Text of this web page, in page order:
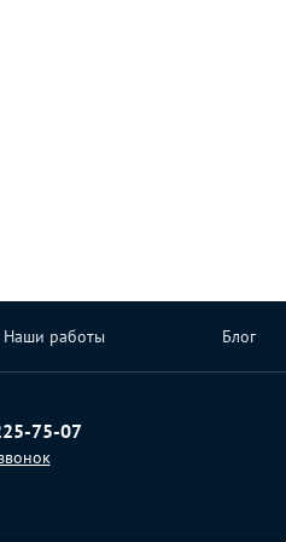
Наши работы Блог
75-07